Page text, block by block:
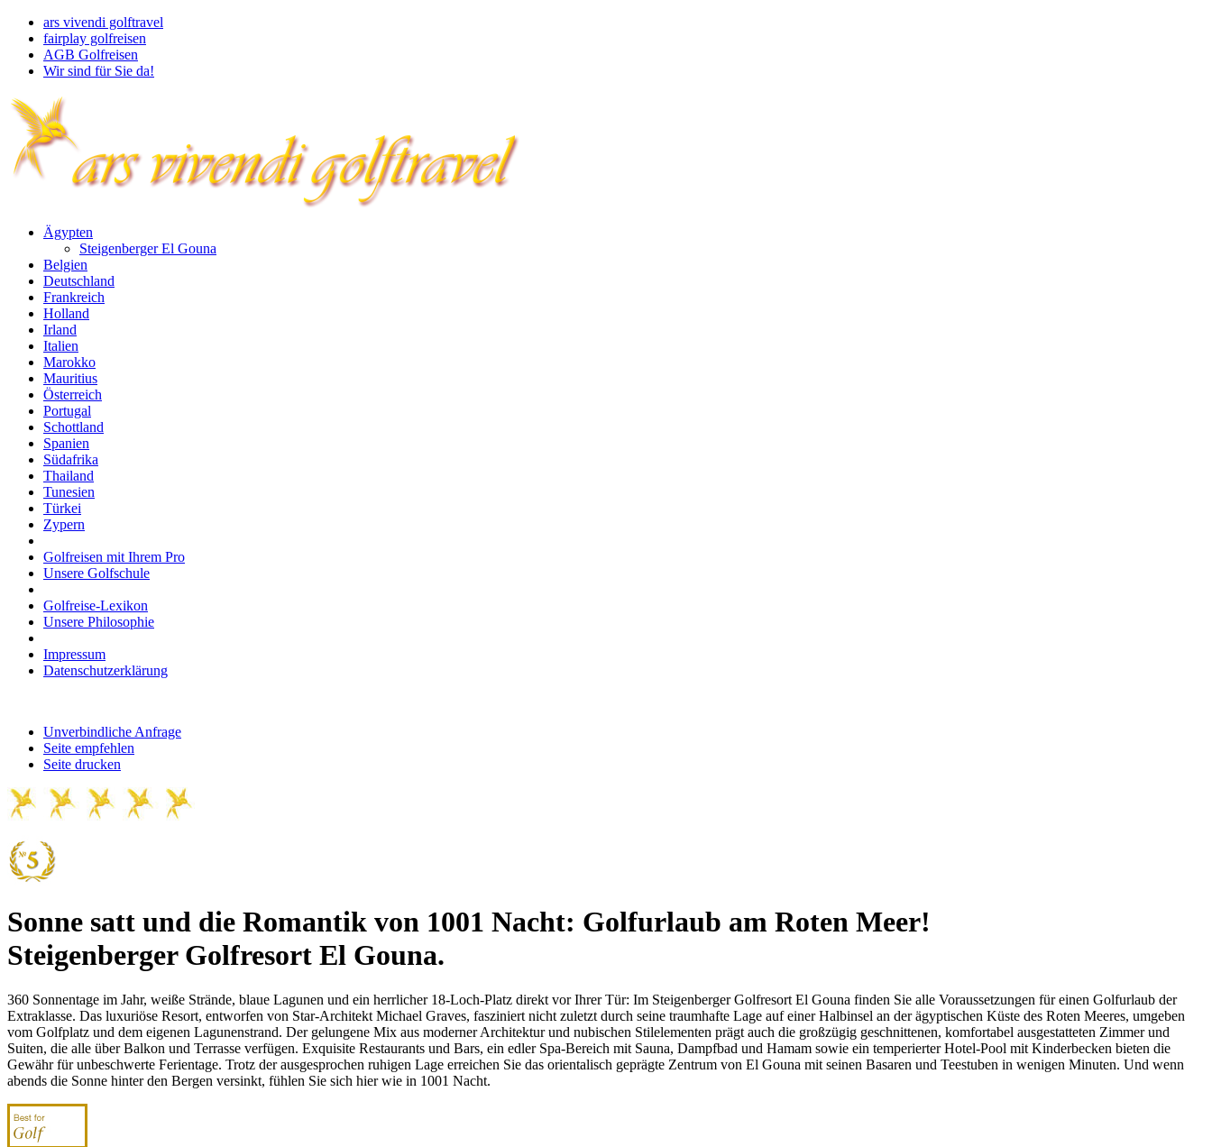
ars vivendi golftravel
fairplay golfreisen
AGB Golfreisen
Wir sind für Sie da!
Ägypten
Steigenberger El Gouna
Belgien
Deutschland
Frankreich
Holland
Irland
Italien
Marokko
Mauritius
Österreich
Portugal
Schottland
Spanien
Südafrika
Thailand
Tunesien
Türkei
Zypern
Golfreisen mit Ihrem Pro
Unsere Golfschule
Golfreise-Lexikon
Unsere Philosophie
Impressum
Datenschutzerklärung
Unverbindliche Anfrage
Seite empfehlen
Seite drucken
Sonne satt und die Romantik von 1001 Nacht: Golfurlaub am Roten Meer!
Steigenberger Golfresort El Gouna.
360 Sonnentage im Jahr, weiße Strände, blaue Lagunen und ein herrlicher 18-Loch-Platz direkt vor Ihrer Tür: Im Steigenberger Golfresort El Gouna finden Sie alle Voraussetzungen für einen Golfurlaub der
Extraklasse. Das luxuriöse Resort, entworfen von Star-Architekt Michael Graves, fasziniert nicht zuletzt durch seine traumhafte Lage auf einer Halbinsel an der ägyptischen Küste des Roten Meeres, umgeben
vom Golfplatz und dem eigenen Lagunenstrand. Der gelungene Mix aus moderner Architektur und nubischen Stilelementen prägt auch die großzügig geschnittenen, komfortabel ausgestatteten Zimmer und
Suiten, die alle über Balkon und Terrasse verfügen. Exquisite Restaurants und Bars, ein edler Spa-Bereich mit Sauna, Dampfbad und Hamam sowie ein temperierter Hotel-Pool mit Kinderbecken bieten die
Gewähr für unbeschwerte Ferientage. Trotz der ausgesprochen ruhigen Lage erreichen Sie das orientalisch geprägte Zentrum von El Gouna mit seinen Basaren und Teestuben in wenigen Minuten. Und wenn
abends die Sonne hinter den Bergen versinkt, fühlen Sie sich hier wie in 1001 Nacht.